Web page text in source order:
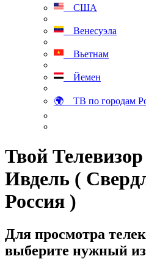
США
Венесуэла
Вьетнам
Йемен
🌍 ТВ по городам
Твой Телевизор
Ивдель (
Россия )
Для просмотра
выберите нужный